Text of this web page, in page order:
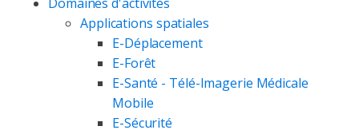
Applications spatiales
E-Déplacement
E-Forêt
E-Santé - Télé-Imagerie Médicale
Mobile
E-Sécurité